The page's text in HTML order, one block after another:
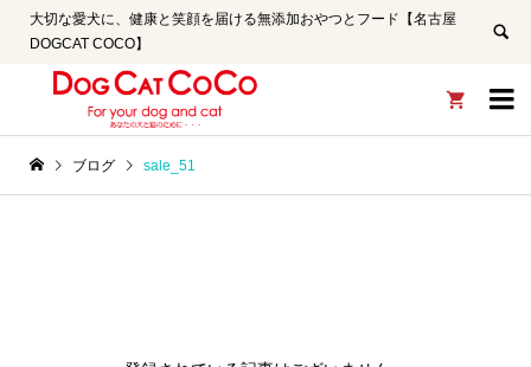
大切な愛犬に、健康と笑顔を届ける無添加おやつとフード【名古屋
DOGCAT COCO】


ブログ sale_51